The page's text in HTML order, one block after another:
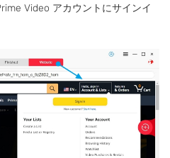
Video アカウントにサインイ